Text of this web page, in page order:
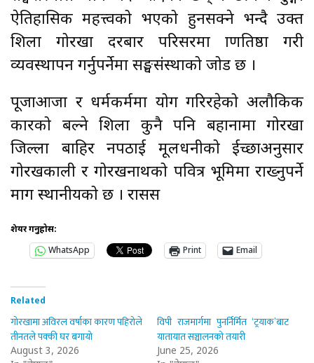
ऐतिहासिक महत्त्वको भएको हुनसक्ने भन्दै उक्त
शिला गोरखा दरबार परिसरमा प्राणप्रतिष्ठा गरी
व्यवस्थापन गर्नुपर्नेमा सङ्घसंस्थाको जोड छ ।
पूजाआजा र धर्मकर्ममा प्रयोग गरिरहेको अलौकिक
प्रकारको बल्ने शिला कुनै पनि बहानामा गोरखा
जिल्ला बाहिर नपठाई मूलधनीको ईच्छाअनुसार
गोरखकाली र गोरखनाथको पवित्र भूमिमा राख्नुपर्ने
माग स्थानीयको छ । रासस
शेयर गर्नुहोस:
WhatsApp
Print Email
Related
गोरखामा अविरल वर्षाका कारण पहिरोले
तीनतले पक्की घर बगायो
August 3, 2026
विपी राजमार्गमा पुनर्निर्मित ‘ट्रयाक’बाट
यातायात सञ्चालनको तयारी
June 25, 2026